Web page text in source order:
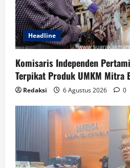
Headline
Komisaris Independen
Terpikat Produk UMKM Mitra
Redaksi 6 Agustus 2026 0